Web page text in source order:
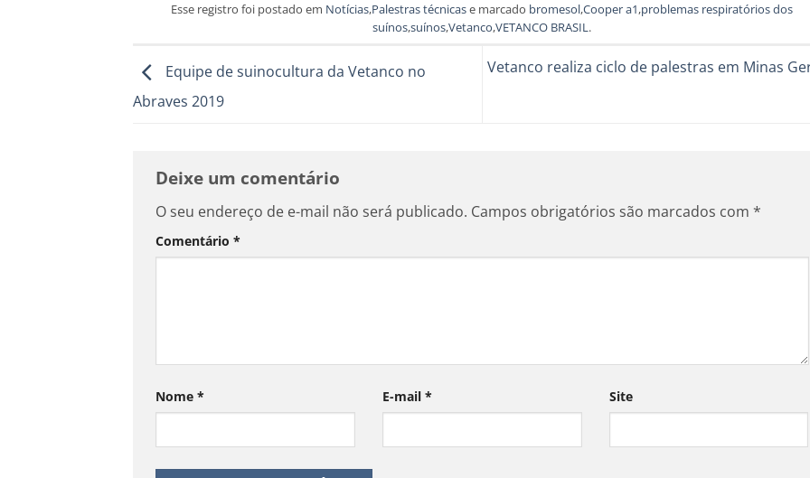
Esse registro foi postado em Notícias,Palestras técnicase marcado bromesol,Cooper a1,problemas respiratórios dos
suínos,suínos,Vetanco,VETANCO BRASIL.
Equipe de suinocultura da Vetanco no
Abraves 2019
Vetanco realiza ciclo de palestras em Minas
Deixe um comentário
O seu endereço de e-mail não será publicado. Campos obrigatórios são marcados com *
Comentário *
Nome * E-mail * Site